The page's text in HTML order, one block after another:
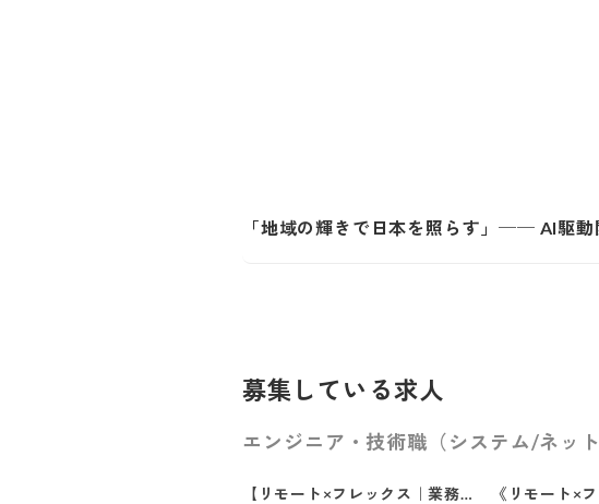
「地域の輝きで日本を照らす」── AI駆
募集している求人
エンジニア・技術職（システム/ネッ
【リモート×フレックス｜業務
《リモート×